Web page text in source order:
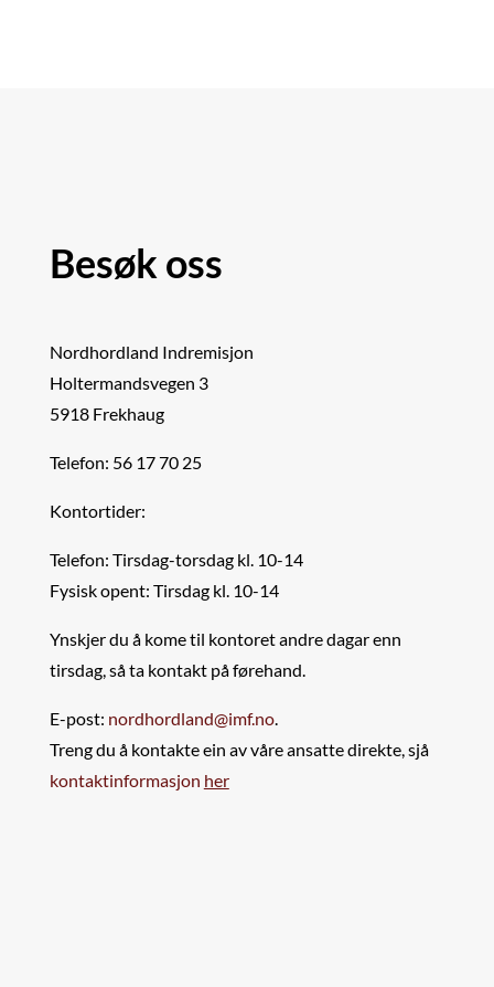
Besøk oss
Nordhordland Indremisjon
Holtermandsvegen 3
5918 Frekhaug
Telefon: 56 17 70 25
Kontortider:
Telefon: Tirsdag-torsdag kl. 10-14
Fysisk opent: Tirsdag kl. 10-14
Ynskjer du å kome til kontoret andre dagar enn
tirsdag, så ta kontakt på førehand.
E-post: nordhordland@imf.no.
Treng du å kontakte ein av våre ansatte direkte, sjå
kontaktinformasjon her